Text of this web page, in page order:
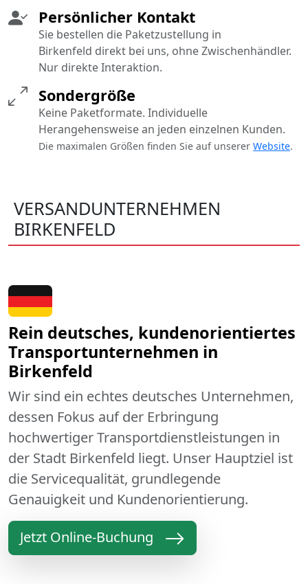
Persönlicher Kontakt
Sie bestellen die Paketzustellung in
Birkenfeld direkt bei uns, ohne Zwischenhändler.
Nur direkte Interaktion.
Sondergröße
Keine Paketformate. Individuelle
Herangehensweise an jeden einzelnen Kunden.
Die maximalen Größen finden Sie auf unserer Website.
VERSANDUNTERNEHMEN
BIRKENFELD
Rein deutsches, kundenorientiertes
Transportunternehmen in
Birkenfeld
Wir sind ein echtes deutsches Unternehmen,
dessen Fokus auf der Erbringung
hochwertiger Transportdienstleistungen in
der Stadt Birkenfeld liegt. Unser Hauptziel ist
die Servicequalität, grundlegende
Genauigkeit und Kundenorientierung.
Jetzt Online-Buchung